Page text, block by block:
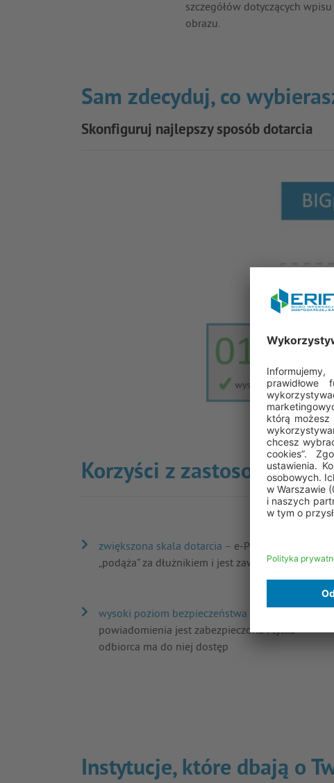
szczegółów dotyczących
obrazu.
Sam zdecyduj, co
Skonfiguruj najlepszy sposób dotarcia
Korzyści z zastosowania
zwiększona skala dotarcia – e-Powiadomienie
„podąża” za dłużnikiem i jest zawsze pod ręką
wysoki poziom bezpieczeństwa –
powiadomienia jest zabezpieczona i tylko
odbiorca ma do niej dostęp
Instytucje, które dbają o